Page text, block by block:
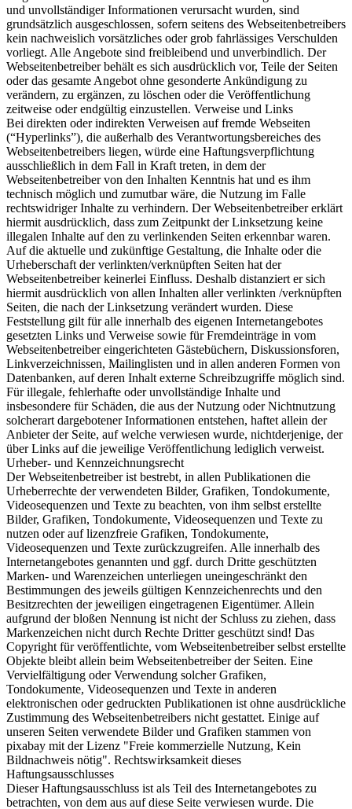
und unvollständiger Informationen verursacht wurden, sind
grundsätzlich ausgeschlossen, sofern seitens des Webseitenbetreibers
kein nachweislich vorsätzliches oder grob fahrlässiges Verschulden
vorliegt. Alle Angebote sind freibleibend und unverbindlich. Der
Webseitenbetreiber behält es sich ausdrücklich vor, Teile der Seiten
oder das gesamte Angebot ohne gesonderte Ankündigung zu
verändern, zu ergänzen, zu löschen oder die Veröffentlichung
zeitweise oder endgültig einzustellen. Verweise und Links
Bei direkten oder indirekten Verweisen auf fremde Webseiten
(“Hyperlinks”), die außerhalb des Verantwortungsbereiches des
Webseitenbetreibers liegen, würde eine Haftungsverpflichtung
ausschließlich in dem Fall in Kraft treten, in dem der
Webseitenbetreiber von den Inhalten Kenntnis hat und es ihm
technisch möglich und zumutbar wäre, die Nutzung im Falle
rechtswidriger Inhalte zu verhindern. Der Webseitenbetreiber erklärt
hiermit ausdrücklich, dass zum Zeitpunkt der Linksetzung keine
illegalen Inhalte auf den zu verlinkenden Seiten erkennbar waren.
Auf die aktuelle und zukünftige Gestaltung, die Inhalte oder die
Urheberschaft der verlinkten/verknüpften Seiten hat der
Webseitenbetreiber keinerlei Einfluss. Deshalb distanziert er sich
hiermit ausdrücklich von allen Inhalten aller verlinkten /verknüpften
Seiten, die nach der Linksetzung verändert wurden. Diese
Feststellung gilt für alle innerhalb des eigenen Internetangebotes
gesetzten Links und Verweise sowie für Fremdeinträge in vom
Webseitenbetreiber eingerichteten Gästebüchern, Diskussionsforen,
Linkverzeichnissen, Mailinglisten und in allen anderen Formen von
Datenbanken, auf deren Inhalt externe Schreibzugriffe möglich sind.
Für illegale, fehlerhafte oder unvollständige Inhalte und
insbesondere für Schäden, die aus der Nutzung oder Nichtnutzung
solcherart dargebotener Informationen entstehen, haftet allein der
Anbieter der Seite, auf welche verwiesen wurde, nichtderjenige, der
über Links auf die jeweilige Veröffentlichung lediglich verweist.
Urheber- und Kennzeichnungsrecht
Der Webseitenbetreiber ist bestrebt, in allen Publikationen die
Urheberrechte der verwendeten Bilder, Grafiken, Tondokumente,
Videosequenzen und Texte zu beachten, von ihm selbst erstellte
Bilder, Grafiken, Tondokumente, Videosequenzen und Texte zu
nutzen oder auf lizenzfreie Grafiken, Tondokumente,
Videosequenzen und Texte zurückzugreifen. Alle innerhalb des
Internetangebotes genannten und ggf. durch Dritte geschützten
Marken- und Warenzeichen unterliegen uneingeschränkt den
Bestimmungen des jeweils gültigen Kennzeichenrechts und den
Besitzrechten der jeweiligen eingetragenen Eigentümer. Allein
aufgrund der bloßen Nennung ist nicht der Schluss zu ziehen, dass
Markenzeichen nicht durch Rechte Dritter geschützt sind! Das
Copyright für veröffentlichte, vom Webseitenbetreiber selbst erstellte
Objekte bleibt allein beim Webseitenbetreiber der Seiten. Eine
Vervielfältigung oder Verwendung solcher Grafiken,
Tondokumente, Videosequenzen und Texte in anderen
elektronischen oder gedruckten Publikationen ist ohne ausdrückliche
Zustimmung des Webseitenbetreibers nicht gestattet. Einige auf
unseren Seiten verwendete Bilder und Grafiken stammen von
pixabay mit der Lizenz "Freie kommerzielle Nutzung, Kein
Bildnachweis nötig". Rechtswirksamkeit dieses
Haftungsausschlusses
Dieser Haftungsausschluss ist als Teil des Internetangebotes zu
betrachten, von dem aus auf diese Seite verwiesen wurde. Die